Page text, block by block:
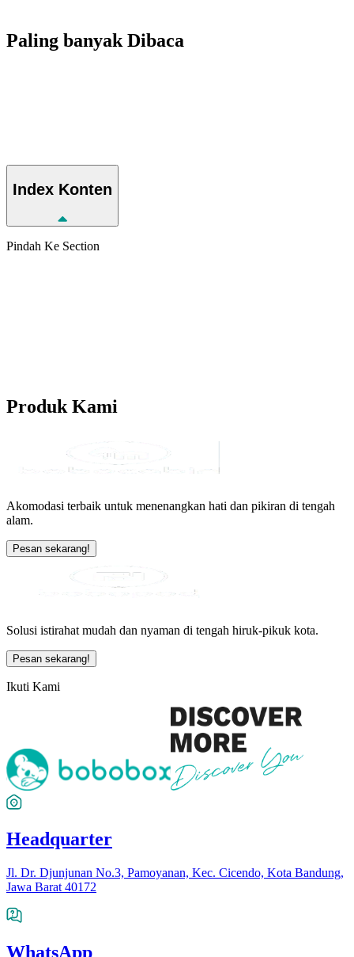
Paling banyak Dibaca
Index Konten
Pindah Ke Section
Produk Kami
Akomodasi terbaik untuk menenangkan hati dan pikiran di tengah
alam.
Pesan sekarang!
Solusi istirahat mudah dan nyaman di tengah hiruk-pikuk kota.
Pesan sekarang!
Ikuti Kami
Headquarter
Jl. Dr. Djunjunan No.3, Pamoyanan, Kec. Cicendo, Kota Bandung,
Jawa Barat 40172
WhatsApp